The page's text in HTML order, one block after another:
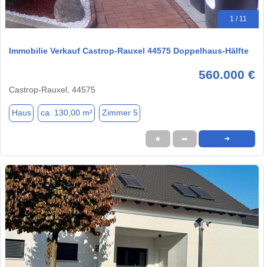
1 / 11
Immobilie Verkauf Castrop-Rauxel 44575 Doppelhaus-Hälfte
560.000 €
Castrop-Rauxel, 44575
Haus ca. 130,00 m² Zimmer 5
★ ➦ ➜